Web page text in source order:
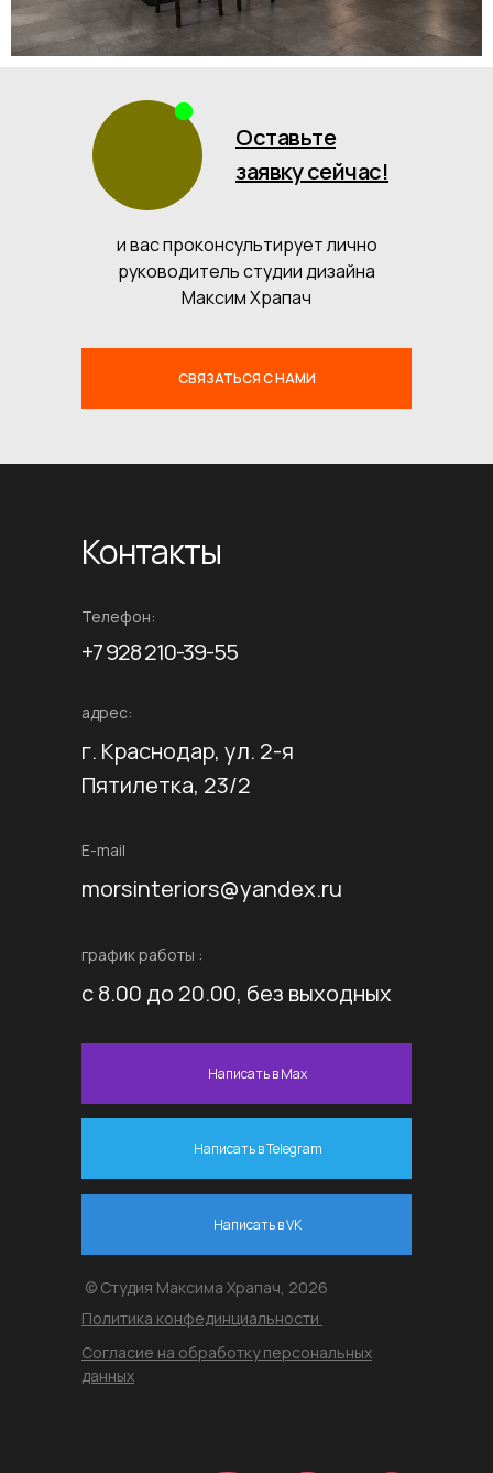
СВЯЗАТЬСЯ С НАМИ
Оставьте
заявку сейчас!
и вас проконсультирует лично
руководитель студии дизайна
Максим Храпач
+7 928 210-39-55
Контакты
адрес:
г. Краснодар, ул. 2-я
Пятилетка, 23/2
график работы :
с 8.00 до 20.00, без выходных
E-mail
morsinteriors@yandex.ru
Телефон:
Написать в VK
Написать в Telegram
Написать в Max
Согласие на обработку персональных
данных
Политика конфединциальности
© Студия Максима Храпач, 2026